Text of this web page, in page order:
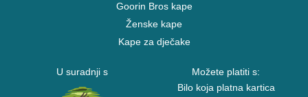
Goorin Bros kape
Ženske kape
Kape za dječake
U suradnji s
Možete platiti s:
Bilo koja platna kartica